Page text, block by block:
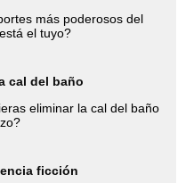
más poderosos del
el tuyo?
cal del baño
eliminar la cal del baño
ficción